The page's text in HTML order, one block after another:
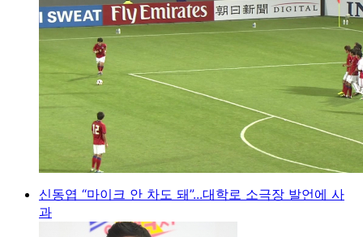
신동엽 “마이크 안 차도 돼”...대학로 소극장 발언에 사
과